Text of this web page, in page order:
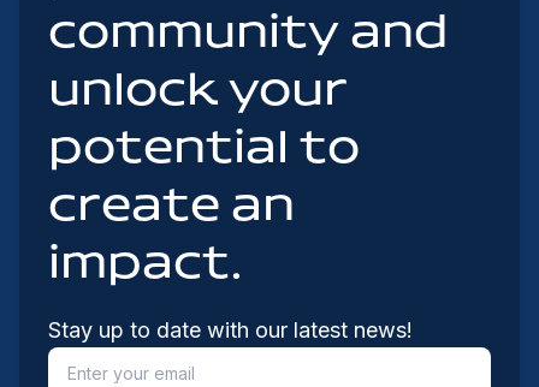
community and
unlock your
potential to
create an
impact.
Stay up to date with our latest news!